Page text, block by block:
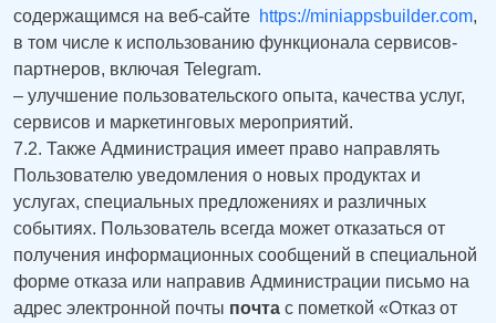
содержащимся на веб-сайте https://miniappsbuilder.com,
в том числе к использованию функционала сервисов-
партнеров, включая Telegram.
– улучшение пользовательского опыта, качества услуг,
сервисов и маркетинговых мероприятий.
7.2. Также Администрация имеет право направлять
Пользователю уведомления о новых продуктах и
услугах, специальных предложениях и различных
событиях. Пользователь всегда может отказаться от
получения информационных сообщений в специальной
форме отказа или направив Администрации письмо на
адрес электронной почты почта с пометкой «Отказ от